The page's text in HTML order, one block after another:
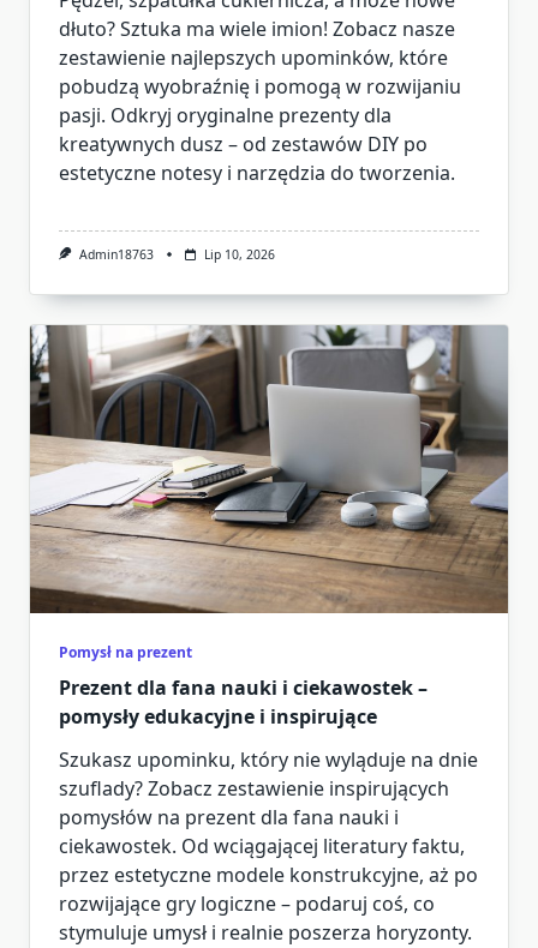
dłuto? Sztuka ma wiele imion! Zobacz nasze
zestawienie najlepszych upominków, które
pobudzą wyobraźnię i pomogą w rozwijaniu
pasji. Odkryj oryginalne prezenty dla
kreatywnych dusz – od zestawów DIY po
estetyczne notesy i narzędzia do tworzenia.
Admin18763 Lip 10, 2026
Pomysł na prezent
Prezent dla fana nauki i ciekawostek –
pomysły edukacyjne i inspirujące
Szukasz upominku, który nie wyląduje na dnie
szuflady? Zobacz zestawienie inspirujących
pomysłów na prezent dla fana nauki i
ciekawostek. Od wciągającej literatury faktu,
przez estetyczne modele konstrukcyjne, aż po
rozwijające gry logiczne – podaruj coś, co
stymuluje umysł i realnie poszerza horyzonty.